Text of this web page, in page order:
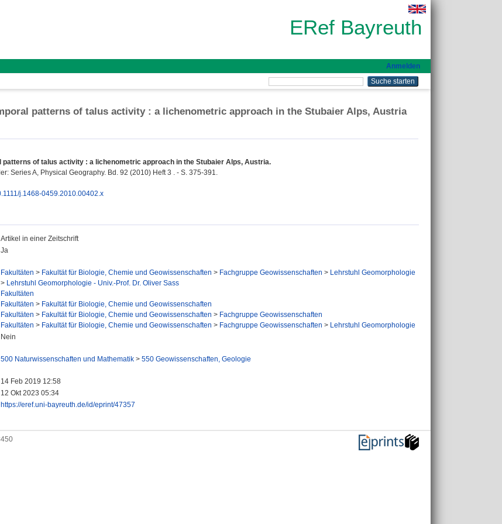
ERef Bayreuth
Anmelden
patterns of talus activity : a lichenometric approach in the Stubaier Alps, Austria
patterns of talus activity : a lichenometric approach in the Stubaier Alps, Austria.
Series A, Physical Geography. Bd. 92 (2010) Heft 3 . - S. 375-391.
j.1468-0459.2010.00402.x
Artikel in einer Zeitschrift
Ja
Fakultäten > Fakultät für Biologie, Chemie und Geowissenschaften > Fachgruppe Geowissenschaften > Lehrstuhl Geomorphologie
> Lehrstuhl Geomorphologie - Univ.-Prof. Dr. Oliver Sass
Fakultäten
Fakultäten > Fakultät für Biologie, Chemie und Geowissenschaften
Fakultäten > Fakultät für Biologie, Chemie und Geowissenschaften > Fachgruppe Geowissenschaften
Fakultäten > Fakultät für Biologie, Chemie und Geowissenschaften > Fachgruppe Geowissenschaften > Lehrstuhl Geomorphologie
Nein
500 Naturwissenschaften und Mathematik > 550 Geowissenschaften, Geologie
14 Feb 2019 12:58
12 Okt 2023 05:34
https://eref.uni-bayreuth.de/id/eprint/47357